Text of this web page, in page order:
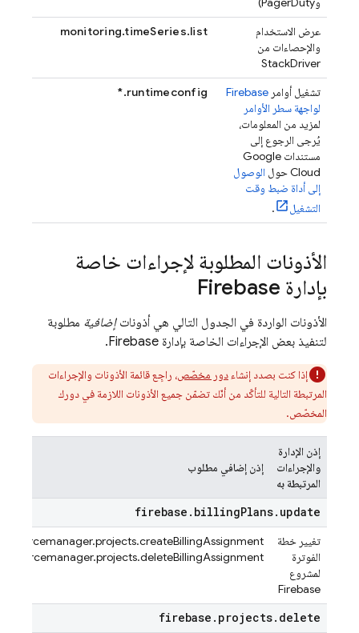
عرض الاستخدام
والإحصاءات من
StackDriver
monitoring.timeSeries.list
تشغيل أوامر Firebase
لواجهة سطر الأوامر
لمزيد من المعلومات،
يُرجى الرجوع إلى
مستندات Google
Cloud حول
الوصول
إلى أداة ضبط وقت
التشغيل
.
runtimeconfig.*
الأذونات المطلوبة لإجراءات خاصة
بإدارة Firebase
الأذونات الواردة في الجدول التالي هي أذوناتإضافية مطلوبة
لتنفيذ بعض الإجراءات الخاصة بإدارة Firebase.
إذا كنت بصدد إنشاء دور مخصّص، راجِع قائمة الأذونات والإجراءات
المرتبطة التالية للتأكّد من أنّك تضمّن جميع الأذونات اللازمة في دورك
المخصّص.
إذن الإدارة
والإجراءات
المرتبطة به
إذن إضافي مطلوب
firebase . billingPlans. update
تغيير خطة
الفوترة
لمشروع
Firebase
resourcemanager.projects.createBillingAssignment
resourcemanager.projects.deleteBillingAssignment
firebase . projects. delete